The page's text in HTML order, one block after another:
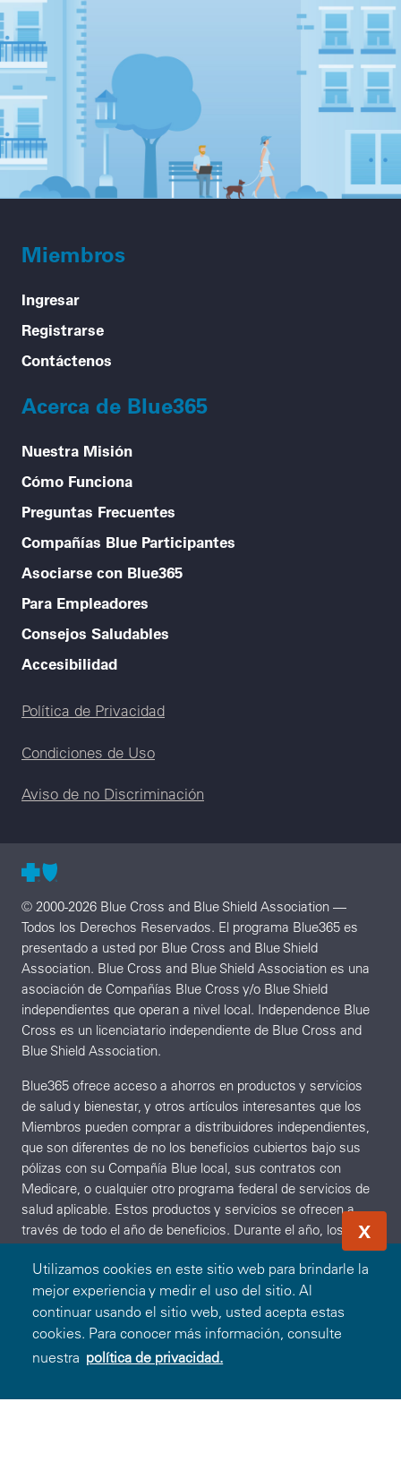
Utilizamos cookies en este sitio web para brindarle la
mejor experiencia y medir el uso del sitio. Al
continuar usando el sitio web, usted acepta estas
cookies. Para conocer más información, consulte
nuestra política de privacidad.
X
Canjear Oferta
Ingresar O
Miembros
Ingresar
Registrarse
Contáctenos
Acerca de Blue365
Nuestra Misión
Cómo Funciona
Preguntas Frecuentes
Compañías Blue Participantes
Asociarse con Blue365
Para Empleadores
Consejos Saludables
Accesibilidad
Legal menu
Política de Privacidad
Condiciones de Uso
Aviso de no Discriminación
© 2000-2026 Blue Cross and Blue Shield Association —
Todos los Derechos Reservados. El programa Blue365 es
presentado a usted por Blue Cross and Blue Shield
Association. Blue Cross and Blue Shield Association es una
asociación de Compañías Blue Cross y/o Blue Shield
independientes que operan a nivel local. Independence Blue
Cross es un licenciatario independiente de Blue Cross and
Blue Shield Association.
Blue365 ofrece acceso a ahorros en productos y servicios
de salud y bienestar, y otros artículos interesantes que los
Miembros pueden comprar a distribuidores independientes,
que son diferentes de no los beneficios cubiertos bajo sus
pólizas con su Compañía Blue local, sus contratos con
Medicare, o cualquier otro programa federal de servicios de
salud aplicable. Estos productos y servicios se ofrecen a
través de todo el año de beneficios. Durante el año, los
proveedores independientes pueden ofrecer descuentos
adicionales sobre estos productos y servicios. Para
averiguar qué es lo que está cubierto bajo sus pólizas,
comuníquese con su Compañía Blue local. Los productos y
servicios descritos en el Sitio no se ofrecen ni se garantizan
bajo el contrato de su Compañía Blue con el programa de